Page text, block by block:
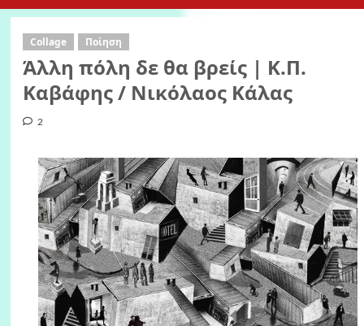
Collage Ποίηση
Άλλη πόλη δε θα βρείς | Κ.Π.
Καβάφης / Νικόλαος Κάλας
2